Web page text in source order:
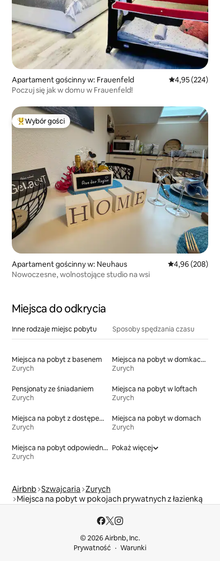
Apartament gościnny w: Frauenfeld Średnia
4,95 (224)
Poczuj się jak w domu w Frauenfeld!
Najpopularniejsze z kategorii Wybór gości
Wybór gości
Apartament gościnny w: Neuhaus Średnia
4,96 (208)
Nowoczesne, wolnostojące studio na wsi
Miejsca do odkrycia
Inne rodzaje miejsc pobytu Sposoby spędzania czasu
Miejsca na pobyt z basenem
Zurych
Miejsca na pobyt w domkach gościnnych
Zurych
Pensjonaty ze śniadaniem
Zurych
Miejsca na pobyt w loftach
Zurych
Miejsca na pobyt z dostępem do jeziora
Zurych
Miejsca na pobyt w domach
Zurych
Miejsca na pobyt odpowiednie dla rodzin
Zurych
Pokaż więcej
Airbnb Szwajcaria Zurych
Miejsca na pobyt w pokojach prywatnych z łazienką
© 2026 Airbnb, Inc.
Prywatność
Warunki